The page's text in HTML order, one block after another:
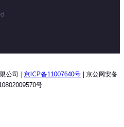
公司 | 京ICP备11007640号 | 京公网安备
号